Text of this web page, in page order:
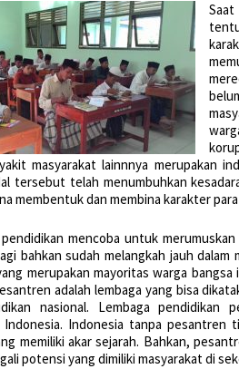
masyarakat lainnnya merupakan
tersebut telah menumbuhkan
membentuk dan membina karakter
mencoba untuk
bahkan sudah melangkah jauh
merupakan mayoritas warga
adalah lembaga yang bisa
nasional. Lembaga pendidikan
Indonesia. Indonesia tanpa
memiliki akar sejarah. Bahkan,
potensi yang dimiliki masyarakat di